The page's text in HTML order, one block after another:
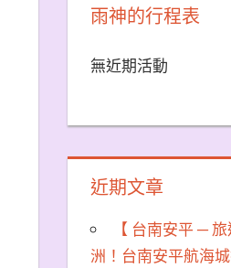
雨神的行程表
無近期活動
近期文章
【 台南安平 ─ 旅
洲！台南安平航海